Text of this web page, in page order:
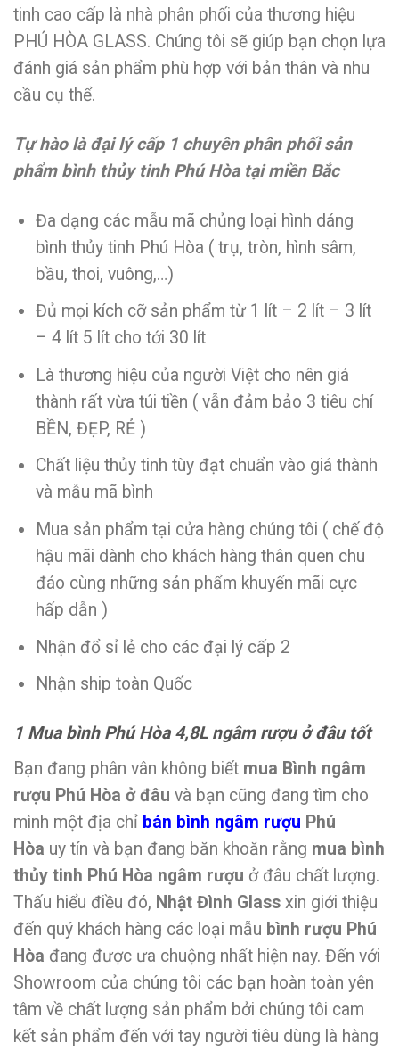
tinh cao cấp là nhà phân phối của thương hiệu
PHÚ HÒA GLASS. Chúng tôi sẽ giúp bạn chọn lựa
đánh giá sản phẩm phù hợp với bản thân và nhu
cầu cụ thể.
Tự hào là đại lý cấp 1 chuyên phân phối sản
phẩm bình thủy tinh Phú Hòa tại miền Bắc
Đa dạng các mẫu mã chủng loại hình dáng
bình thủy tinh Phú Hòa ( trụ, tròn, hình sâm,
bầu, thoi, vuông,…)
Đủ mọi kích cỡ sản phẩm từ 1 lít – 2 lít – 3 lít
– 4 lít 5 lít cho tới 30 lít
Là thương hiệu của người Việt cho nên giá
thành rất vừa túi tiền ( vẫn đảm bảo 3 tiêu chí
BỀN, ĐẸP, RẺ )
Chất liệu thủy tinh tùy đạt chuẩn vào giá thành
và mẫu mã bình
Mua sản phẩm tại cửa hàng chúng tôi ( chế độ
hậu mãi dành cho khách hàng thân quen chu
đáo cùng những sản phẩm khuyến mãi cực
hấp dẫn )
Nhận đổ sỉ lẻ cho các đại lý cấp 2
Nhận ship toàn Quốc
1 Mua bình Phú Hòa 4,8L ngâm rượu ở đâu tốt
Bạn đang phân vân không biết mua Bình ngâm
rượu Phú Hòa ở đâu và bạn cũng đang tìm cho
mình một địa chỉ bán bình ngâm rượu Phú
Hòa uy tín và bạn đang băn khoăn rằng mua bình
thủy tinh Phú Hòa ngâm rượu ở đâu chất lượng.
Thấu hiểu điều đó, Nhật Đình Glass xin giới thiệu
đến quý khách hàng các loại mẫu bình rượu Phú
Hòa đang được ưa chuộng nhất hiện nay. Đến với
Showroom của chúng tôi các bạn hoàn toàn yên
tâm về chất lượng sản phẩm bởi chúng tôi cam
kết sản phẩm đến với tay người tiêu dùng là hàng